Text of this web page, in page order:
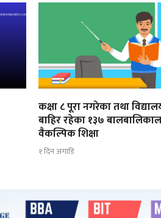
कक्षा ८ पूरा नगरेका तथा
बाहिर रहेका १३७
वैकल्पिक शिक्षा
१ दिन अगाडि